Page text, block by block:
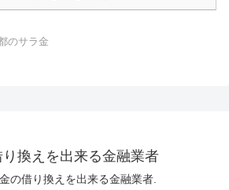
のサラ金
換えを出来る金融業者
の借り換えを出来る金融業者.